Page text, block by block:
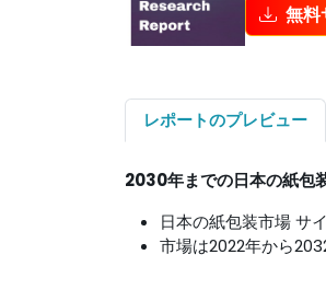
無料
レポートのプレビュー
2030年までの日本の紙包
日本の紙包装市場 サ
市場は2022年から